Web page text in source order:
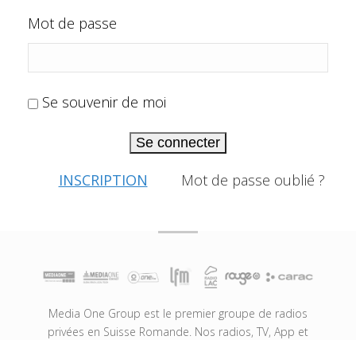
Mot de passe
Se souvenir de moi
Se connecter
INSCRIPTION Mot de passe oublié ?
Media One Group est le premier groupe de radios
privées en Suisse Romande. Nos radios, TV, App et